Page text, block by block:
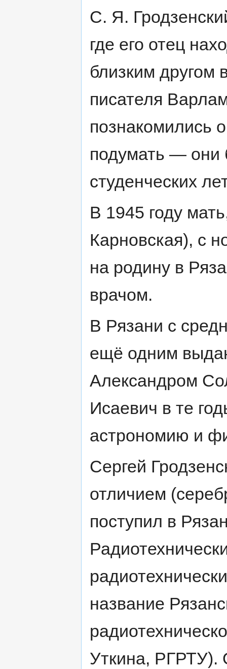
С. Я.
где его отец
близким другом
писателя
познакомились
подумать — они
студенческих
В 1945 году
Карновская), с
на родину в
врачом.
В Рязани с
ещё одним
Александром
Исаевич в те
астрономию и
Сергей
отличием
поступил в
название
Уткина, РГРТУ).